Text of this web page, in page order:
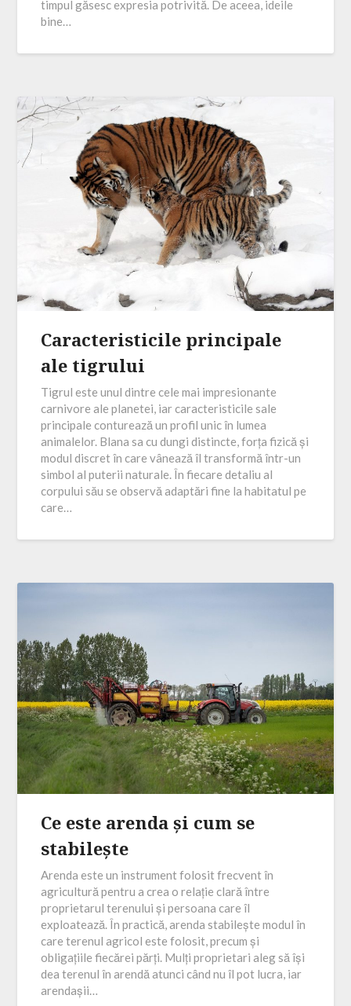
timpul găsesc expresia potrivită. De aceea, ideile
bine…
Caracteristicile principale
ale tigrului
Tigrul este unul dintre cele mai impresionante
carnivore ale planetei, iar caracteristicile sale
principale conturează un profil unic în lumea
animalelor. Blana sa cu dungi distincte, forța fizică și
modul discret în care vânează îl transformă într-un
simbol al puterii naturale. În fiecare detaliu al
corpului său se observă adaptări fine la habitatul pe
care…
Ce este arenda și cum se
stabilește
Arenda este un instrument folosit frecvent în
agricultură pentru a crea o relație clară între
proprietarul terenului și persoana care îl
exploatează. În practică, arenda stabilește modul în
care terenul agricol este folosit, precum și
obligațiile fiecărei părți. Mulți proprietari aleg să își
dea terenul în arendă atunci când nu îl pot lucra, iar
arendașii…